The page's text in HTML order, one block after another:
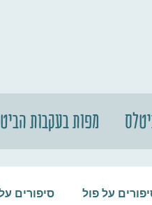
מפות בעקבות
סיפורים על על פול